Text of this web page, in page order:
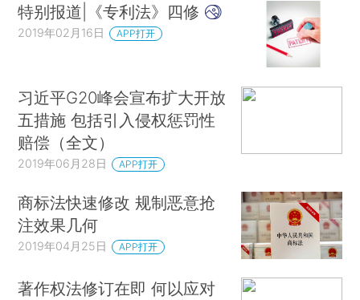
特别报道|《专利法》四修
2019年02月16日 APP打开
习近平G20峰会宣布扩大开放
五措施 包括引入侵权惩罚性
赔偿（全文）
2019年06月28日 APP打开
商标法快速修改 规制恶意抢
注效果几何
2019年04月25日 APP打开
著作权法修订在即 何以应对